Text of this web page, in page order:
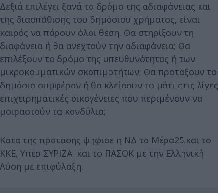
Δεξιά επιλέγει ξανά το δρόμο της αδιαφάνειας και
της διασπάθισης του δημόσιου χρήματος, είναι
καιρός να πάρουν όλοι θέση. Θα στηρίξουν τη
διαφάνεια ή θα ανεχτούν την αδιαφάνεια; Θα
επιλέξουν το δρόμο της υπευθυνότητας ή των
μικροκομματικών σκοπιμοτήτων; Θα προτάξουν το
δημόσιο συμφέρον ή θα κλείσουν το μάτι στις λίγες
επιχειρηματικές οικογένειες που περιμένουν να
μοιραστούν τα κονδύλια;
Κατα της προτασης ψηφισε η ΝΔ το Μέρα25.και το
ΚΚΕ, Υπερ ΣΥΡΙΖΑ, και το ΠΑΣΟΚ με την Ελληνική
Λύση με επιφύλαξη.